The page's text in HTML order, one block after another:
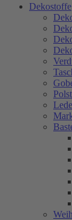
Dekostoffe